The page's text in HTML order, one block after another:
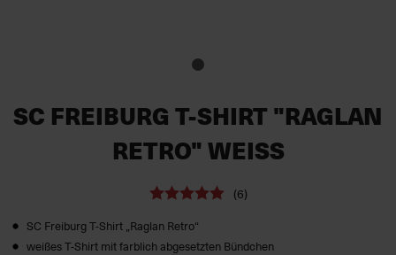
SC FREIBURG T-SHIRT "RAGLAN
RETRO" WEISS
(6)
SC Freiburg T-Shirt „Raglan Retro“
weißes T-Shirt mit farblich abgesetzten Bündchen